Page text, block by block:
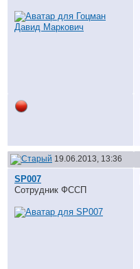
19.06.2013, 13:36
SP007
Сотрудник ФССП